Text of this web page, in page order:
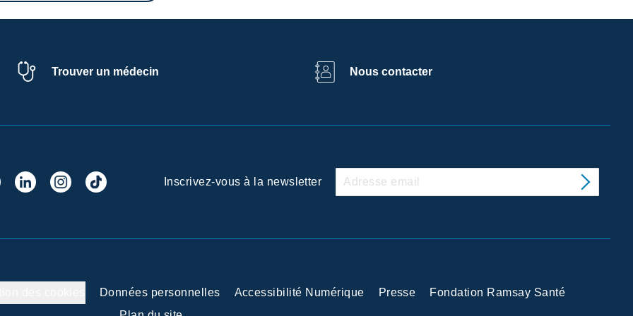
Trouver un médecin Nous contacter
Inscrivez-vous à la newsletter
Données personnelles Accessibilité Numérique Presse
Fondation Ramsay Santé